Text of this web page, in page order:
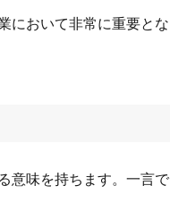
において非常に重要とな
意味を持ちます。一言で